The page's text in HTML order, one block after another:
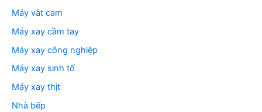
Máy vắt cam
Máy xay cầm tay
Máy xay công nghiệp
Máy xay sinh tố
Máy xay thịt
Nhà bếp